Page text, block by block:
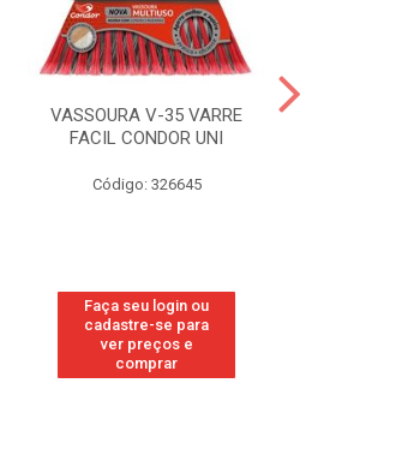
VASSOURA V-35 VARRE
FACIL CONDOR UNI
Código: 326645
Faça seu login ou
cadastre-se para
ver preços e
comprar